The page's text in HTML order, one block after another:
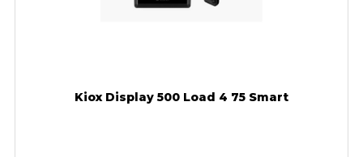
Kiox Display 500 Load 4 75 Smart